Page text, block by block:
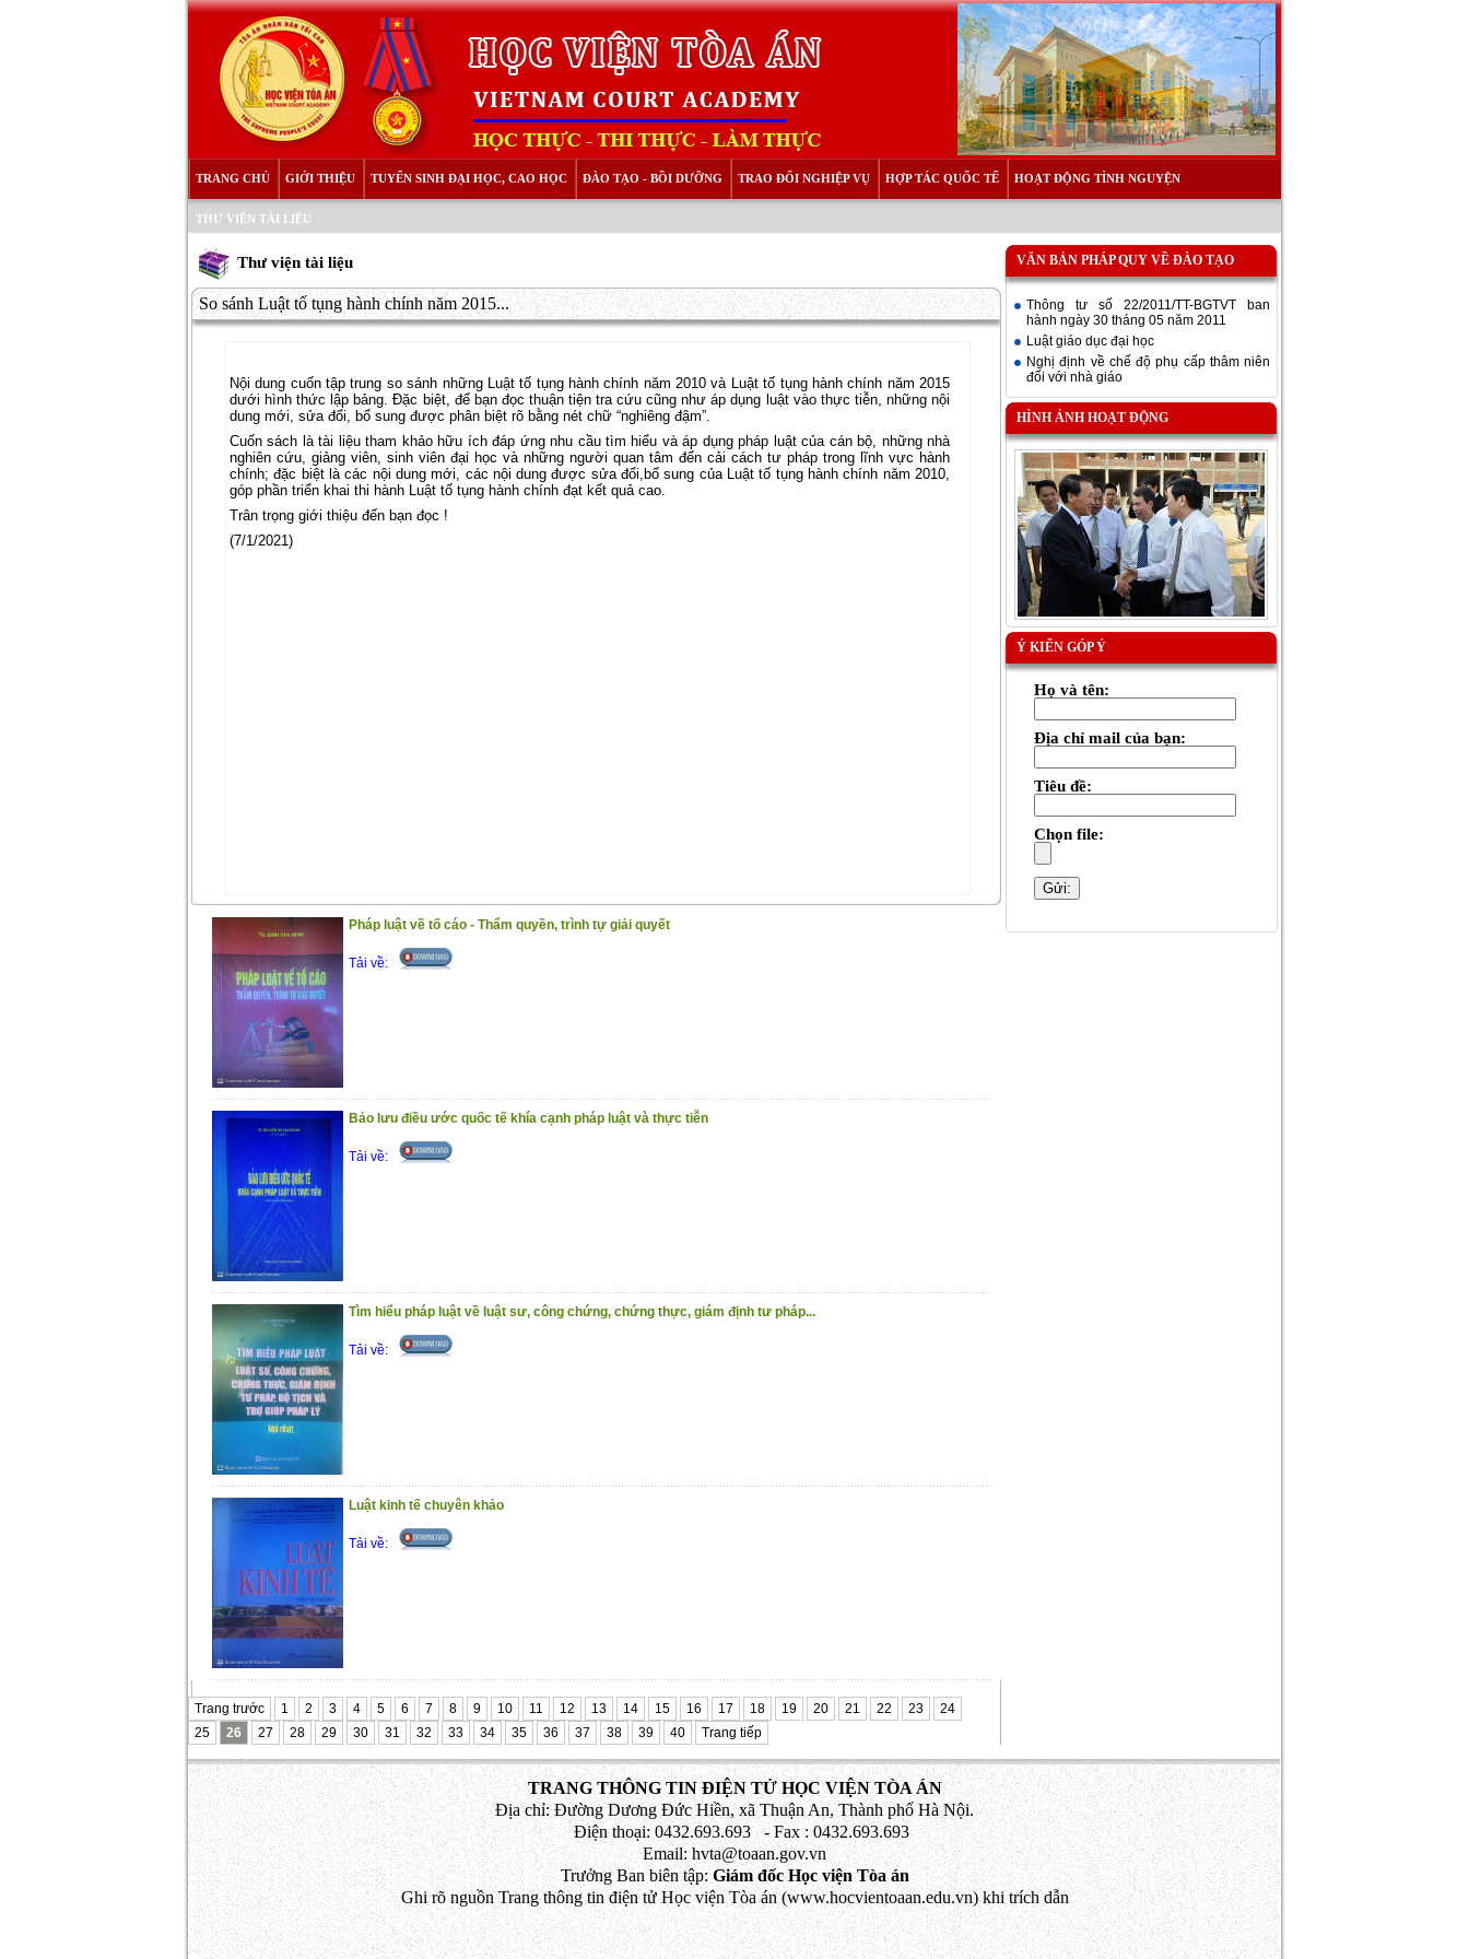
TRANG CHỦ GIỚI THIỆU TUYỂN SINH ĐẠI HỌC, CAO HỌC ĐÀO TẠO - BỒI DƯỠNG TRAO ĐỔI NGHIỆP VỤ HỢP TÁC QUỐC TẾ HOẠT ĐỘNG TÌNH NGUYỆN
THƯ VIỆN TÀI LIỆU
Thư viện tài liệu
So sánh Luật tố tụng hành chính năm 2015...
Nội dung cuốn tập trung so sánh những Luật tố tụng hành chính năm 2010 và Luật tố tụng hành chính năm 2015
dưới hình thức lập bảng. Đặc biệt, để bạn đọc thuận tiện tra cứu cũng như áp dụng luật vào thực tiễn, những nội
dung mới, sửa đổi, bổ sung được phân biệt rõ bằng nét chữ “nghiêng đậm”.
Cuốn sách là tài liệu tham khảo hữu ích đáp ứng nhu cầu tìm hiểu và áp dụng pháp luật của cán bộ, những nhà
nghiên cứu, giảng viên, sinh viên đại học và những người quan tâm đến cải cách tư pháp trong lĩnh vực hành
chính; đặc biệt là các nội dung mới, các nội dung được sửa đổi,bổ sung của Luật tố tụng hành chính năm 2010,
góp phần triển khai thi hành Luật tố tụng hành chính đạt kết quả cao.
Trân trọng giới thiệu đến bạn đọc !
(7/1/2021)
Pháp luật về tố cáo - Thẩm quyền, trình tự giải quyết
Tải về:
Bảo lưu điều ước quốc tế khía cạnh pháp luật và thực tiễn
Tải về:
Tìm hiểu pháp luật về luật sư, công chứng, chứng thực, giám định tư pháp...
Tải về:
Luật kinh tế chuyên khảo
Tải về:
Trang trước 1 2 3 4 5 6 7 8 9 10 11 12 13 14 15 16 17 18 19 20 21 22 23
24
25
26 27 28 29 30 31 32 33 34 35 36 37 38 39 40 Trang tiếp
VĂN BẢN PHÁP QUY VỀ ĐÀO TẠO
Thông tư số 22/2011/TT-BGTVT ban
hành ngày 30 tháng 05 năm 2011
Luật giáo dục đại học
Nghị định về chế độ phụ cấp thâm niên
đối với nhà giáo
HÌNH ẢNH HOẠT ĐỘNG
Ý KIẾN GÓP Ý
Họ và tên:
Địa chỉ mail của bạn:
Tiêu đề:
Chọn file:
TRANG THÔNG TIN ĐIỆN TỬ HỌC VIỆN TÒA ÁN
Địa chỉ: Đường Dương Đức Hiền, xã Thuận An, Thành phố Hà Nội.
Điện thoại: 0432.693.693 - Fax : 0432.693.693
Email: hvta@toaan.gov.vn
Trưởng Ban biên tập:Giám đốc Học viện Tòa án
Ghi rõ nguồn Trang thông tin điện tử Học viện Tòa án (www.hocvientoaan.edu.vn) khi trích dẫn